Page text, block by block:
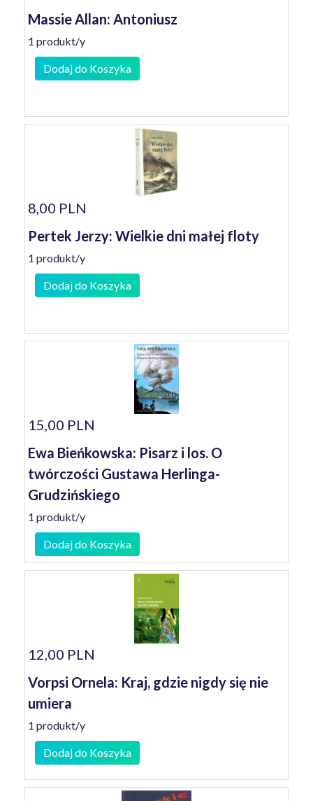
Massie Allan: Antoniusz
1 produkt/y
Dodaj do Koszyka
8,00 PLN
Pertek Jerzy: Wielkie dni małej floty
1 produkt/y
Dodaj do Koszyka
15,00 PLN
Ewa Bieńkowska: Pisarz i los. O
twórczości Gustawa Herlinga-
Grudzińskiego
1 produkt/y
Dodaj do Koszyka
12,00 PLN
Vorpsi Ornela: Kraj, gdzie nigdy się nie
umiera
1 produkt/y
Dodaj do Koszyka